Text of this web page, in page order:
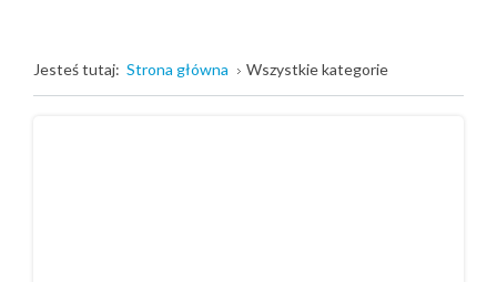
Jesteś tutaj: Strona główna Wszystkie kategorie